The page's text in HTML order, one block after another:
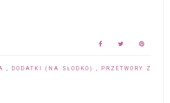
DODATKI (NA SŁODKO)
PRZETWORY Z